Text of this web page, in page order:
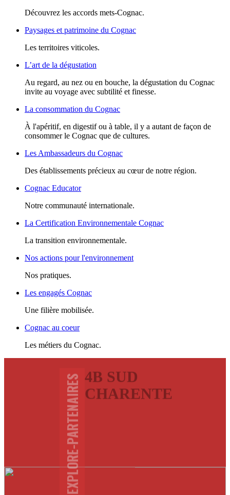
Découvrez les accords mets-Cognac.
Paysages et patrimoine du Cognac
Les territoires viticoles.
L’art de la dégustation
Au regard, au nez ou en bouche, la dégustation du Cognac
invite au voyage avec subtilité et finesse.
La consommation du Cognac
À l'apéritif, en digestif ou à table, il y a autant de façon de
consommer le Cognac que de cultures.
Les Ambassadeurs du Cognac
Des établissements précieux au cœur de notre région.
Cognac Educator
Notre communauté internationale.
La Certification Environnementale Cognac
La transition environnementale.
Nos actions pour l'environnement
Nos pratiques.
Les engagés Cognac
Une filière mobilisée.
Cognac au coeur
Les métiers du Cognac.
EXPLORE-PARTENAIRES4B SUD
CHARENTE